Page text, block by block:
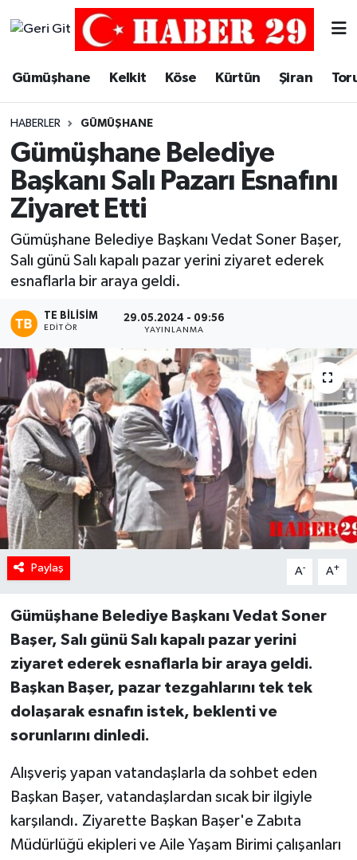
Gümüşhane Kelkit Köse Kürtün Şiran
HABERLER GÜMÜŞHANE
Gümüşhane Belediye
Başkanı Salı Pazarı Esnafını
Ziyaret Etti
Gümüşhane Belediye Başkanı Vedat Soner Başer,
Salı günü Salı kapalı pazar yerini ziyaret ederek
esnaflarla bir araya geldi.
TE BILISIM
EDITÖR
29.05.2024 - 09:56
YAYINLANMA
Paylaş A- A+
Gümüşhane Belediye Başkanı Vedat Soner
Başer, Salı günü Salı kapalı pazar yerini
ziyaret ederek esnaflarla bir araya geldi.
Başkan Başer, pazar tezgahlarını tek tek
dolaşarak esnafın istek, beklenti ve
sorunlarını dinledi.
Alışveriş yapan vatandaşlarla da sohbet eden
Başkan Başer, vatandaşlardan sıcak bir ilgiyle
karşılandı. Ziyarette Başkan Başer'e Zabıta
Müdürlüğü ekipleri ve Aile Yaşam Birimi çalışanları
Merkez Trafik Yoğunluk Haritası
Süper Lig Puan Durumu ve Fikstür
Tüm Manşetler
Son Dakika Haberleri
Haber Arşivi